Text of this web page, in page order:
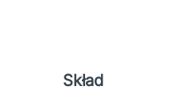
Skład